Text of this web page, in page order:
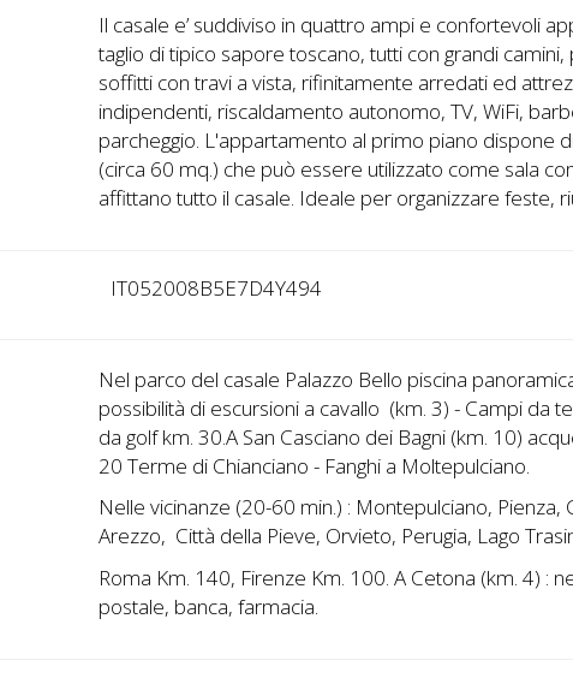
Il casale e’ suddiviso in quattro ampi e confortevoli
taglio di tipico sapore toscano, tutti con grandi
soffitti con travi a vista, rifinitamente arredati ed
indipendenti, riscaldamento autonomo, TV, WiFi,
parcheggio. L'appartamento al primo piano dispone
(circa 60 mq.) che può essere utilizzato come sala
affittano tutto il casale. Ideale per organizzare feste,
IT052008B5E7D4Y494
Nel parco del casale Palazzo Bello piscina
possibilità di escursioni a cavallo (km. 3) - Campi da
da golf km. 30.A San Casciano dei Bagni (km. 10)
20 Terme di Chianciano - Fanghi a Moltepulciano.
Nelle vicinanze (20-60 min.) : Montepulciano, Pienza,
Arezzo, Città della Pieve, Orvieto, Perugia, Lago
Roma Km. 140, Firenze Km. 100. A Cetona (km. 4) :
postale, banca, farmacia.